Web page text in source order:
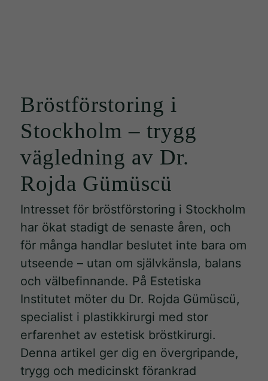
Bröstförstoring i
Stockholm – trygg
vägledning av Dr.
Rojda Gümüscü
Intresset för bröstförstoring i Stockholm
har ökat stadigt de senaste åren, och
för många handlar beslutet inte bara om
utseende – utan om självkänsla, balans
och välbefinnande. På Estetiska
Institutet möter du Dr. Rojda Gümüscü,
specialist i plastikkirurgi med stor
erfarenhet av estetisk bröstkirurgi.
Denna artikel ger dig en övergripande,
trygg och medicinskt förankrad